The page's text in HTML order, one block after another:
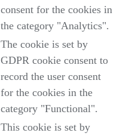
consent for the cookies in
the category "Analytics".
The cookie is set by
GDPR cookie consent to
record the user consent
for the cookies in the
category "Functional".
This cookie is set by